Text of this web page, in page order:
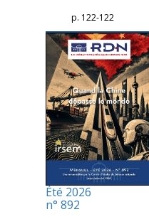
p. 122-122
Été 2026
n° 892